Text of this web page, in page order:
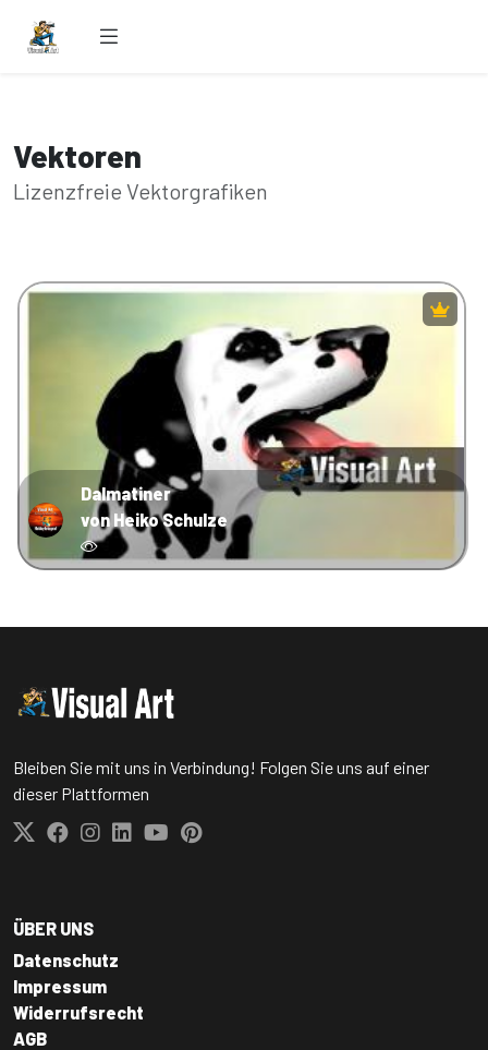
Vektoren
Lizenzfreie Vektorgrafiken
Dalmatiner
von Heiko Schulze
Bleiben Sie mit uns in Verbindung! Folgen Sie uns auf einer
dieser Plattformen
ÜBER UNS
Datenschutz
Impressum
Widerrufsrecht
AGB